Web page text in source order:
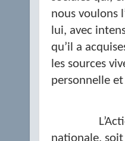
nous voulons
lui, avec
qu’il a
les sources
personnelle